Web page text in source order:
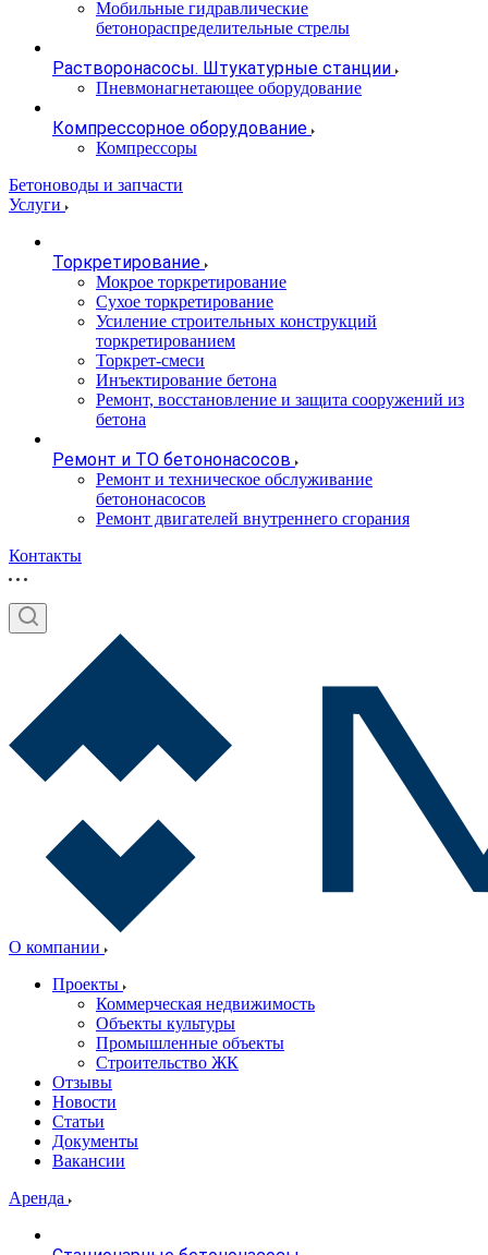
Мобильные гидравлические
бетонораспределительные стрелы
Растворонасосы. Штукатурные станции
Пневмонагнетающее оборудование
Компрессорное оборудование
Компрессоры
Бетоноводы и запчасти
Услуги
Торкретирование
Мокрое торкретирование
Сухое торкретирование
Усиление строительных конструкций
торкретированием
Торкрет-смеси
Инъектирование бетона
Ремонт, восстановление и защита сооружений из
бетона
Ремонт и ТО бетононасосов
Ремонт и техническое обслуживание
бетононасосов
Ремонт двигателей внутреннего сгорания
Контакты
О компании
Проекты
Коммерческая недвижимость
Объекты культуры
Промышленные объекты
Строительство ЖК
Отзывы
Новости
Статьи
Документы
Вакансии
Аренда